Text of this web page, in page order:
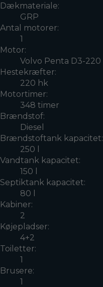
Dækmateriale:
GRP
Antal motorer:
1
Motor:
Volvo Penta D3-220
Hestekræfter:
220 hk
Motortimer:
348 timer
Brændstof:
Diesel
Brændstoftank kapacitet:
250 l
Vandtank kapacitet:
150 l
Septiktank kapacitet:
80 l
Kabiner:
2
Køjepladser:
4+2
Toiletter:
1
Brusere:
1